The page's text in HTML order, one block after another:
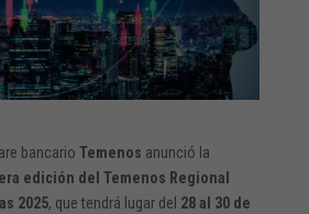
bancario Temenos anunció la
edición del Temenos Regional
2025, que tendrá lugar del 28 al 30 de